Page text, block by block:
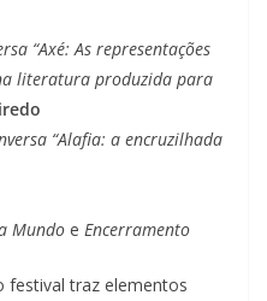
“Axé: As representações
literatura produzida para
“Alafia: a encruzilhada
Mundo e Encerramento
festival traz elementos